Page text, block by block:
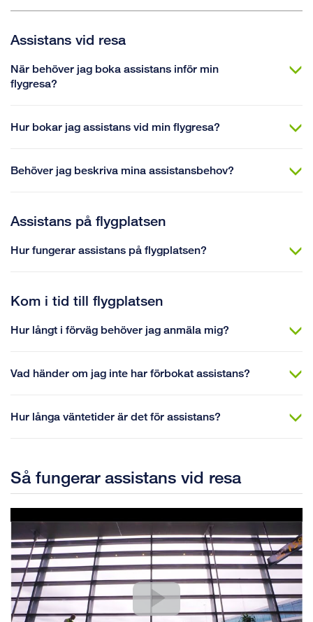
Assistans vid resa
När behöver jag boka assistans inför min
flygresa?
Hur bokar jag assistans vid min flygresa?
Behöver jag beskriva mina assistansbehov?
Assistans på flygplatsen
Hur fungerar assistans på flygplatsen?
Kom i tid till flygplatsen
Hur långt i förväg behöver jag anmäla mig?
Vad händer om jag inte har förbokat assistans?
Hur långa väntetider är det för assistans?
Så fungerar assistans vid resa